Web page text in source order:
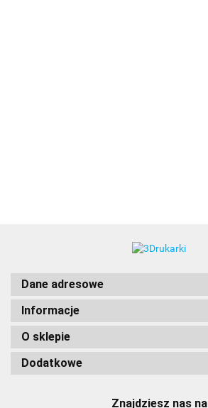
Dane adresowe
Informacje
O sklepie
Dodatkowe
Znajdziesz nas na